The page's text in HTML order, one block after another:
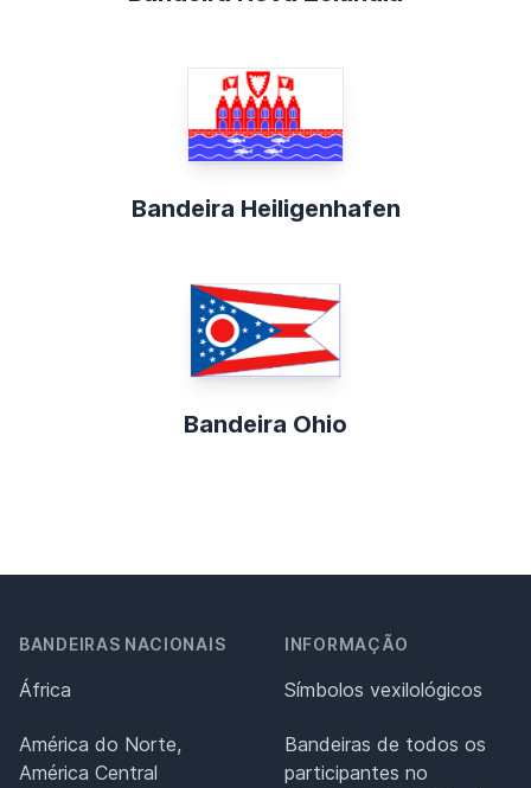
Bandeira Heiligenhafen
Bandeira Ohio
BANDEIRAS NACIONAIS
África
América do Norte,
América Central
INFORMAÇÃO
Símbolos vexilológicos
Bandeiras de todos os
participantes no